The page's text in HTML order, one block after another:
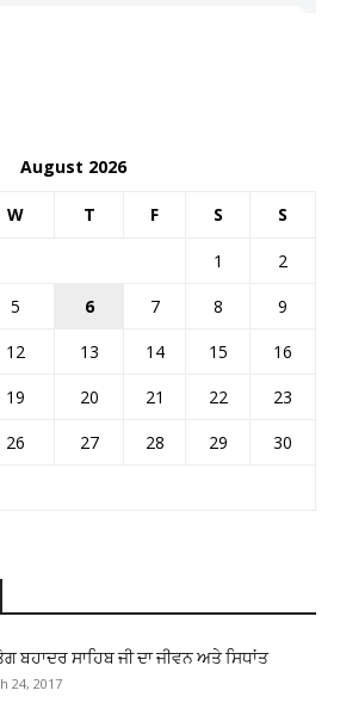
August 2026
W T F S S
1
2
5 6 7 8
9
12 13 14 15
16
19 20 21 22
23
26 27 28 29
30
ਬਹਾਦਰ ਸਾਹਿਬ ਜੀ ਦਾ ਜੀਵਨ ਅਤੇ ਸਿਧਾਂਤ
24, 2017